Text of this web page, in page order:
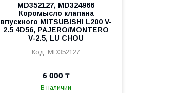
MD352127, MD324966
Коромысло клапана
впускного MITSUBISHI L200 V-
2.5 4D56, PAJERO/MONTERO
V-2.5, LU CHOU
MD352127
6 000 ₸
В наличии